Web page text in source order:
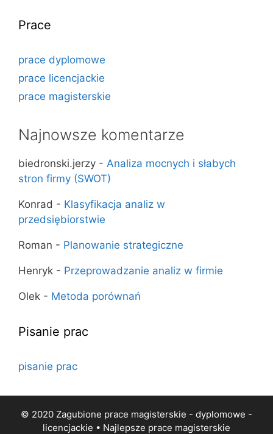
Prace
prace dyplomowe
prace licencjackie
prace magisterskie
Najnowsze komentarze
biedronski.jerzy - Analiza mocnych i słabych
stron firmy (SWOT)
Konrad - Klasyfikacja analiz w
przedsiębiorstwie
Roman - Planowanie strategiczne
Henryk - Przeprowadzanie analiz w firmie
Olek - Metoda porównań
Pisanie prac
pisanie prac
© 2020 Zagubione prace magisterskie - dyplomowe -
licencjackie • Najlepsze prace magisterskie